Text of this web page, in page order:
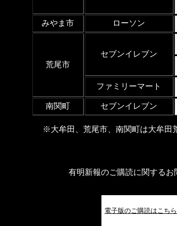
みやま市 ローソン
荒尾市
セブンイレブン
ファミリーマート
南関町 セブンイレブン
※大牟田、荒尾市、南関町は大牟田
有明新報のご購読に関する
電子版のご購読はこち